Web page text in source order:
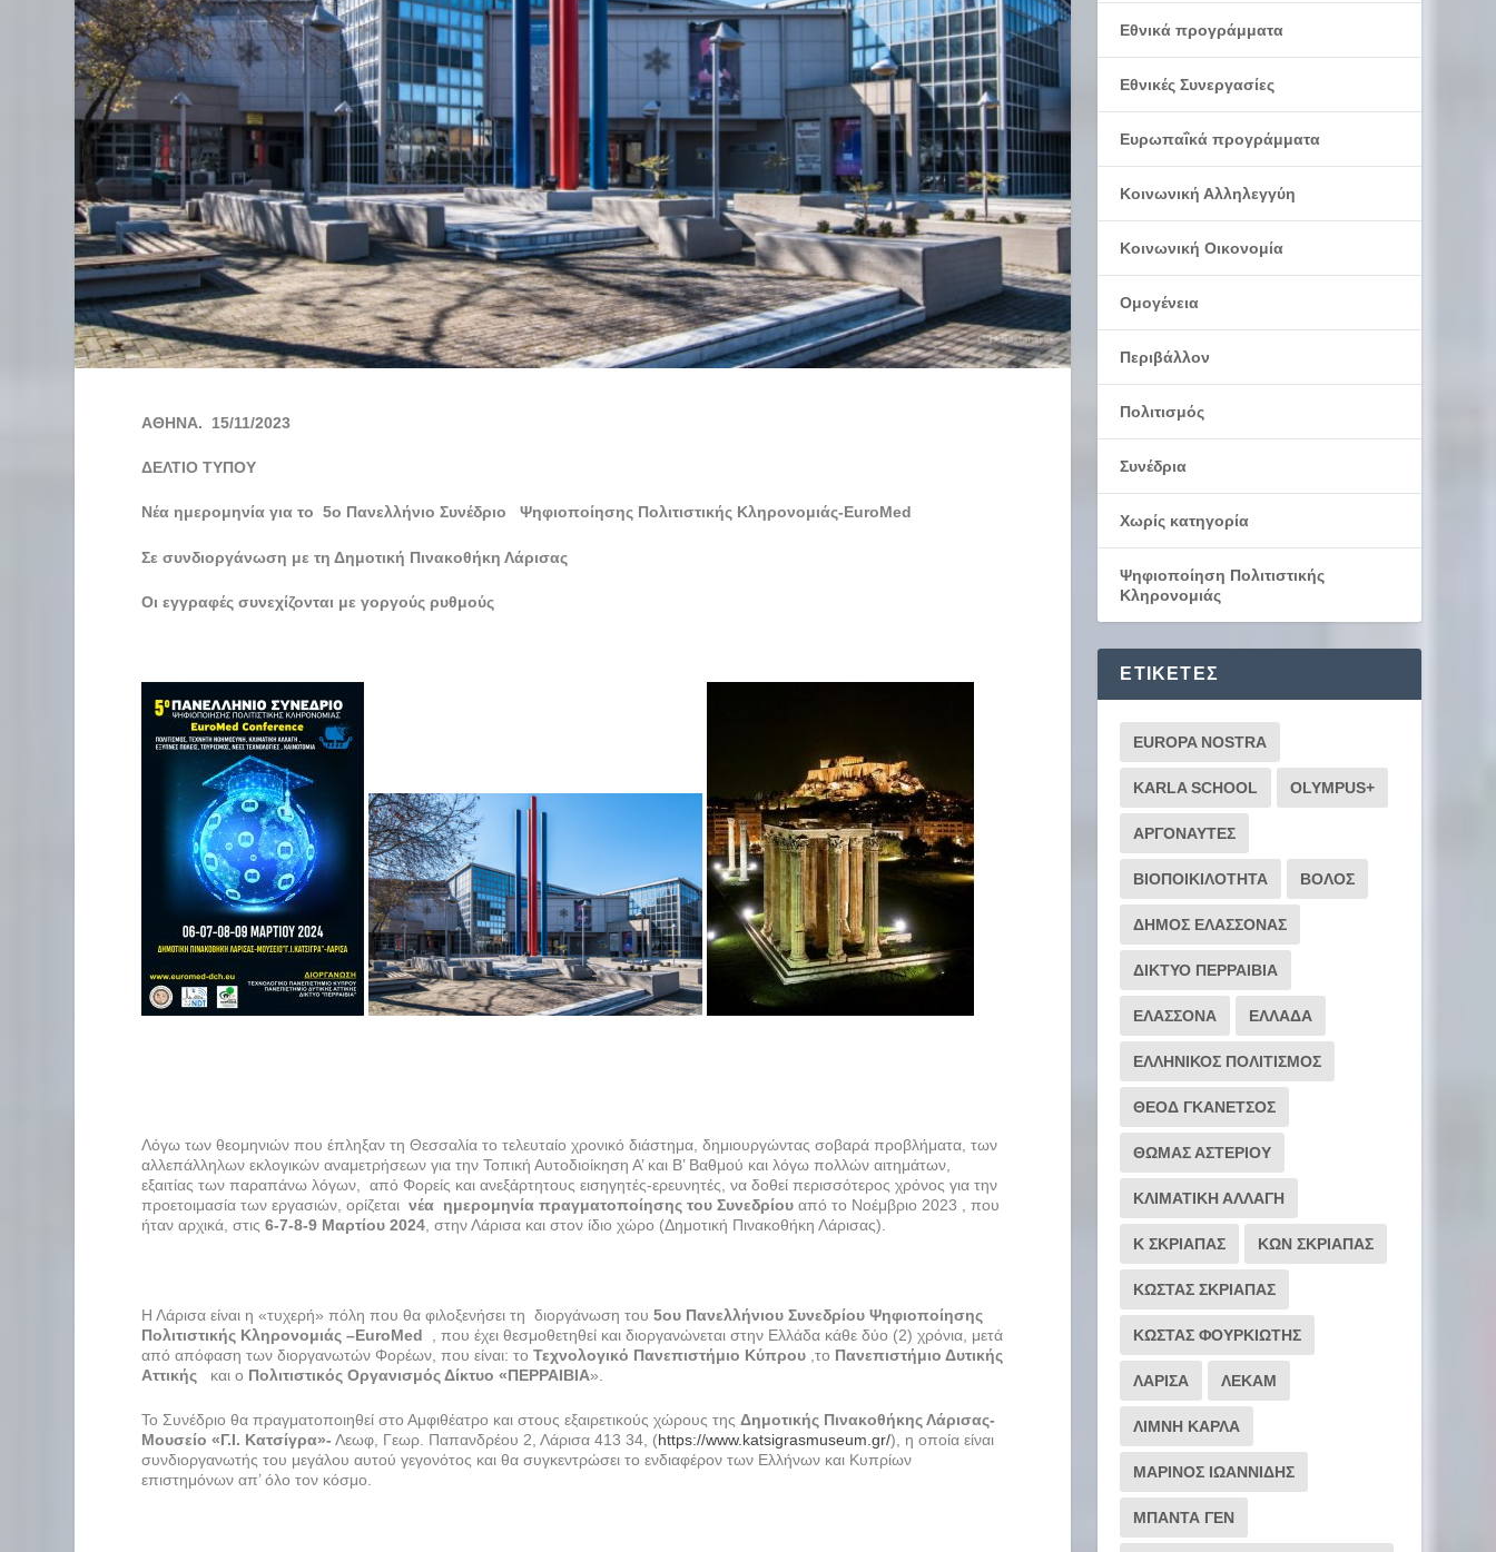
ΑΘΗΝΑ. 15/11/2023
ΔΕΛΤΙΟ ΤΥΠΟΥ
Νέα ημερομηνία για το 5ο Πανελλήνιο Συνέδριο Ψηφιοποίησης Πολιτιστικής Κληρονομιάς-EuroMed
Σε συνδιοργάνωση με τη Δημοτική Πινακοθήκη Λάρισας
Οι εγγραφές συνεχίζονται με γοργούς ρυθμούς
Λόγω των θεομηνιών που έπληξαν τη Θεσσαλία το τελευταίο χρονικό διάστημα, δημιουργώντας σοβαρά προβλήματα, των
αλλεπάλληλων εκλογικών αναμετρήσεων για την Τοπική Αυτοδιοίκηση Α’ και Β’ Βαθμού και λόγω πολλών αιτημάτων,
εξαιτίας των παραπάνω λόγων, από Φορείς και ανεξάρτητους εισηγητές-ερευνητές, να δοθεί περισσότερος χρόνος για την
προετοιμασία των εργασιών, ορίζεταινέα ημερομηνία πραγματοποίησης του Συνεδρίουαπό το Νοέμβριο 2023 , που
ήταν αρχικά, στις6-7-8-9 Μαρτίου 2024 , στην Λάρισα και στον ίδιο χώρο (Δημοτική Πινακοθήκη Λάρισας).
Η Λάρισα είναι η «τυχερή» πόλη που θα φιλοξενήσει τη διοργάνωση του 5ου Πανελλήνιου Συνεδρίου Ψηφιοποίησης
Πολιτιστικής Κληρονομιάς –EuroMed , που έχει θεσμοθετηθεί και διοργανώνεται στην Ελλάδα κάθε δύο (2) χρόνια, μετά
από απόφαση των διοργανωτών Φορέων, που είναι: τοΤεχνολογικό Πανεπιστήμιο Κύπρου ,το Πανεπιστήμιο Δυτικής
Αττικής και ο Πολιτιστικός Οργανισμός Δίκτυο «ΠΕΡΡΑΙΒΙΑ».
Το Συνέδριο θα πραγματοποιηθεί στο Αμφιθέατρο και στους εξαιρετικούς χώρους τηςΔημοτικής Πινακοθήκης Λάρισας-
Μουσείο «Γ.Ι. Κατσίγρα»- Λεωφ, Γεωρ. Παπανδρέου 2, Λάρισα 413 34, (https://www.katsigrasmuseum.gr/), η οποία είναι
συνδιοργανωτής του μεγάλου αυτού γεγονότος και θα συγκεντρώσει το ενδιαφέρον των Ελλήνων και Κυπρίων
επιστημόνων απ’ όλο τον κόσμο.
Εθνικά προγράμματα
Εθνικές Συνεργασίες
Ευρωπαΐκά προγράμματα
Κοινωνική Αλληλεγγύη
Κοινωνική Οικονομία
Ομογένεια
Περιβάλλον
Πολιτισμός
Συνέδρια
Χωρίς κατηγορία
Ψηφιοποίηση Πολιτιστικής
Κληρονομιάς
ΕΤΙΚΈΤΕΣ
EUROPA NOSTRA
KARLA SCHOOL OLYMPUS+
ΑΡΓΟΝΑΥΤΕΣ
ΒΙΟΠΟΙΚΙΛΟΤΗΤΑ ΒΟΛΟΣ
ΔΗΜΟΣ ΕΛΑΣΣΟΝΑΣ
ΔΙΚΤΥΟ ΠΕΡΡΑΙΒΙΑ
ΕΛΑΣΣΟΝΑ ΕΛΛΑΔΑ
ΕΛΛΗΝΙΚΟΣ ΠΟΛΙΤΙΣΜΟΣ
ΘΕΟΔ ΓΚΑΝΕΤΣΟΣ
ΘΩΜΑΣ ΑΣΤΕΡΙΟΥ
ΚΛΙΜΑΤΙΚΗ ΑΛΛΑΓΗ
Κ ΣΚΡΙΑΠΑΣ ΚΩΝ ΣΚΡΙΑΠΑΣ
ΚΩΣΤΑΣ ΣΚΡΙΑΠΑΣ
ΚΩΣΤΑΣ ΦΟΥΡΚΙΩΤΗΣ
ΛΑΡΙΣΑ ΛΕΚΑΜ
ΛΙΜΝΗ ΚΑΡΛΑ
ΜΑΡΙΝΟΣ ΙΩΑΝΝΙΔΗΣ
ΜΠΑΝΤΑ ΓΕΝ